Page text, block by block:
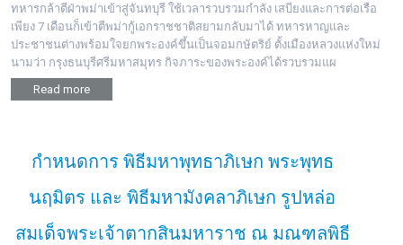
ทหารกล้าตีฝ่าพม่าเข้าสู่จันทบุรี ใช้เวลารวบรวมกำลัง เสบียงและการต่อเรือ
เพียง 7 เดือนก็เข้าตีพม่ากู้เอกราชชาติสยามกลับมาได้ ทหารหาญและ
ประชาชนต่างพร้อมใจยกพระองค์ขึ้นเป็นจอมกษัตริย์ ตั้งเมืองหลวงแห่งใหม่
นามว่า กรุงธนบุรีศรีมหาสมุทร กิจภาระของพระองค์ได้รวบรวมแผ
Read more
กำหนดการ พิธีมหาพุทธาภิเษก พระพุทธ
นฤมิตร และ พิธีมหามังคลาภิเษก รูปหล่อ
สมเด็จพระเจ้าตากสินมหาราช ณ มณฑลพิธี